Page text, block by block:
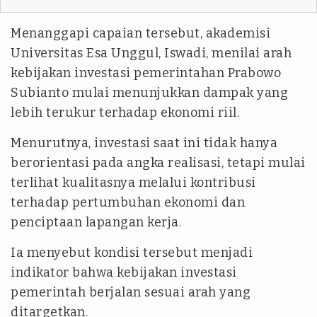
Menanggapi capaian tersebut, akademisi
Universitas Esa Unggul, Iswadi, menilai arah
kebijakan investasi pemerintahan Prabowo
Subianto mulai menunjukkan dampak yang
lebih terukur terhadap ekonomi riil.
Menurutnya, investasi saat ini tidak hanya
berorientasi pada angka realisasi, tetapi mulai
terlihat kualitasnya melalui kontribusi
terhadap pertumbuhan ekonomi dan
penciptaan lapangan kerja.
Ia menyebut kondisi tersebut menjadi
indikator bahwa kebijakan investasi
pemerintah berjalan sesuai arah yang
ditargetkan.